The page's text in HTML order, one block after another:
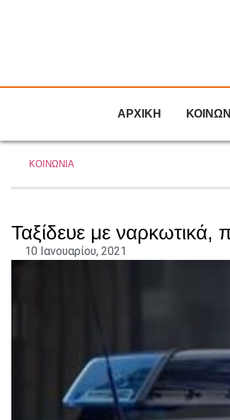
ΑΡΧΙΚΗ
ΚΟΙΝΩΝΙΑ
Ταξίδευε με ναρκωτικά,
10 Ιανουαρίου, 2021